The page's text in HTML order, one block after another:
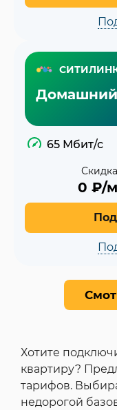
65 Мбит/с
0 ₽/
Хотите
квартиру?
тарифов.
недорогой